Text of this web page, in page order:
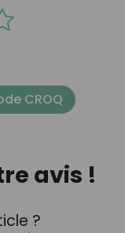
CROQ
avis !
?